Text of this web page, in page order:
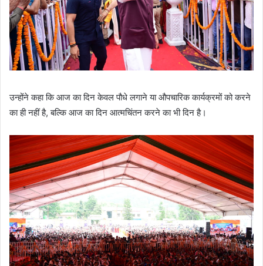
उन्होंने कहा कि आज का दिन केवल पौधे लगाने या औपचारिक कार्यक्रमों को करने
का ही नहीं है, बल्कि आज का दिन आत्मचिंतन करने का भी दिन है।